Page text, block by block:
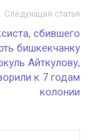
Следующая статья
сбившего
бишкекчанку
Айткулову,
к 7 годам
колонии